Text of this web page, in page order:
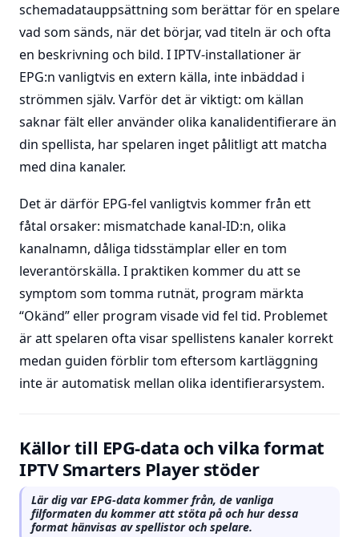
schemadatauppsättning som berättar för en spelare
vad som sänds, när det börjar, vad titeln är och ofta
en beskrivning och bild. I IPTV-installationer är
EPG:n vanligtvis en extern källa, inte inbäddad i
strömmen själv. Varför det är viktigt: om källan
saknar fält eller använder olika kanalidentifierare än
din spellista, har spelaren inget pålitligt att matcha
med dina kanaler.
Det är därför EPG-fel vanligtvis kommer från ett
fåtal orsaker: mismatchade kanal-ID:n, olika
kanalnamn, dåliga tidsstämplar eller en tom
leverantörskälla. I praktiken kommer du att se
symptom som tomma rutnät, program märkta
“Okänd” eller program visade vid fel tid. Problemet
är att spelaren ofta visar spellistens kanaler korrekt
medan guiden förblir tom eftersom kartläggning
inte är automatisk mellan olika identifierarsystem.
Källor till EPG-data och vilka format
IPTV Smarters Player stöder
Lär dig var EPG-data kommer från, de vanliga
filformaten du kommer att stöta på och hur dessa
format hänvisas av spellistor och spelare.